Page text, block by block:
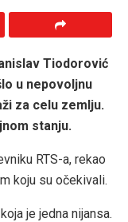
Tiodorović
u nepovoljnu
za celu zemlju.
stanju.
RTS-a, rekao
koju su očekivali.
je jedna nijansa.